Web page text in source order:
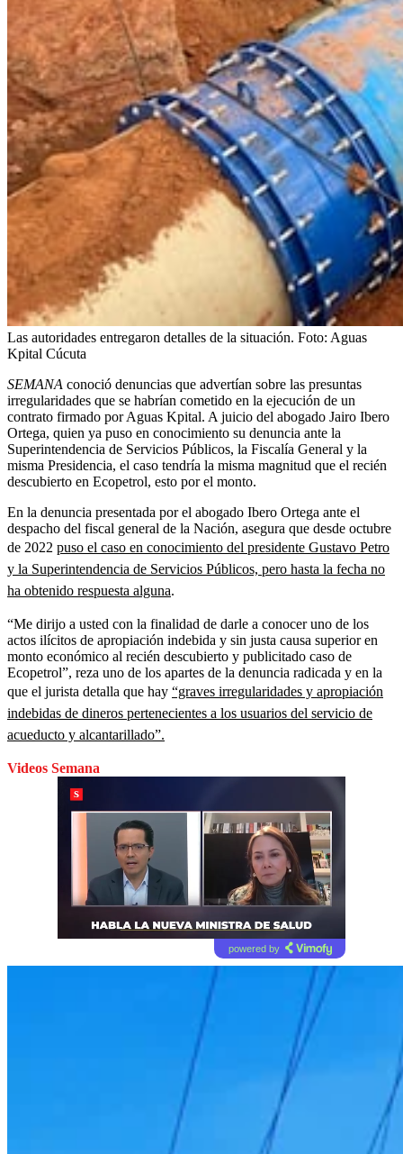
Las autoridades entregaron detalles de la situación. Foto: Aguas
Kpital Cúcuta
SEMANA conoció denuncias que advertían sobre las presuntas
irregularidades que se habrían cometido en la ejecución de un
contrato firmado por Aguas Kpital. A juicio del abogado Jairo Ibero
Ortega, quien ya puso en conocimiento su denuncia ante la
Superintendencia de Servicios Públicos, la Fiscalía General y la
misma Presidencia, el caso tendría la misma magnitud que el recién
descubierto en Ecopetrol, esto por el monto.
En la denuncia presentada por el abogado Ibero Ortega ante el
despacho del fiscal general de la Nación, asegura que desde octubre
de 2022 puso el caso en conocimiento del presidente Gustavo Petro
y la Superintendencia de Servicios Públicos, pero hasta la fecha no
ha obtenido respuesta alguna.
“Me dirijo a usted con la finalidad de darle a conocer uno de los
actos ilícitos de apropiación indebida y sin justa causa superior en
monto económico al recién descubierto y publicitado caso de
Ecopetrol”, reza uno de los apartes de la denuncia radicada y en la
que el jurista detalla que hay “graves irregularidades y apropiación
indebidas de dineros pertenecientes a los usuarios del servicio de
acueducto y alcantarillado”.
Videos Semana
powered by